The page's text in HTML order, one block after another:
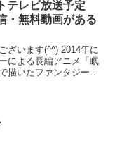
テレビ放送予定
・無料動画がある
ざいます(^^) 2014年に
による長編アニメ「眠
描いたファンタジーで